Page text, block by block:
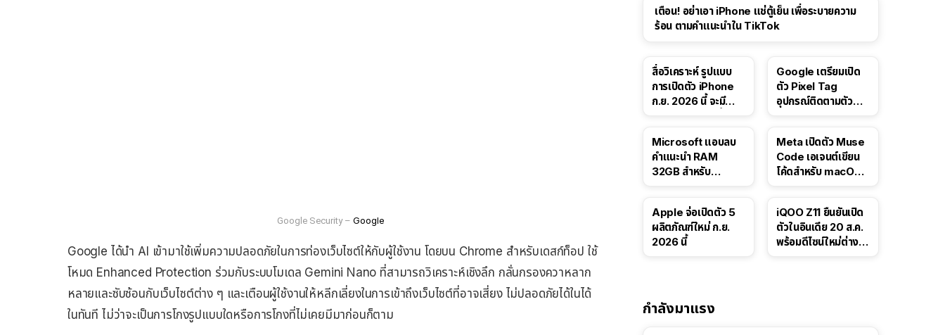
Google Security – Google
Google ได้นำ AI เข้ามาใช้เพิ่มความปลอดภัยในการท่องเว็บไซต์ให้กับผู้ใช้งาน โดยบน Chrome สำหรับเดสก์ท็อป ใช้
โหมด Enhanced Protection ร่วมกับระบบโมเดล Gemini Nano ที่สามารถวิเคราะห์เชิงลึก กลั่นกรองควาหลาก
หลายและซับซ้อนกับเว็บไซต์ต่าง ๆ และเตือนผู้ใช้งานให้หลีกเลี่ยงในการเข้าถึงเว็บไซต์ที่อาจเสี่ยง ไม่ปลอดภัยได้ในได้
ในทันที ไม่ว่าจะเป็นการโกงรูปแบบใดหรือการโกงที่ไม่เคยมีมาก่อนก็ตาม
เตือน! อย่าเอา iPhone แช่ตู้เย็น เพื่อระบายความ
ร้อน ตามคำแนะนำใน TikTok
สื่อวิเคราะห์ รูปแบบ
การเปิดตัว iPhone
ก.ย. 2026 นี้ จะมี
Google เตรียมเปิด
ตัว Pixel Tag
อุปกรณ์ติดตามตัว
Microsoft แอบลบ
คำแนะนำ RAM
32GB สำหรับ
Meta เปิดตัว Muse
Code เอเจนต์เขียน
โค้ดสำหรับ macOS
Apple จ่อเปิดตัว 5
ผลิตภัณฑ์ใหม่ ก.ย.
2026 นี้
iQOO Z11 ยืนยันเปิด
ตัวในอินเดีย 20 ส.ค.
พร้อมดีไซน์ใหม่ต่าง
กำลังมาแรง